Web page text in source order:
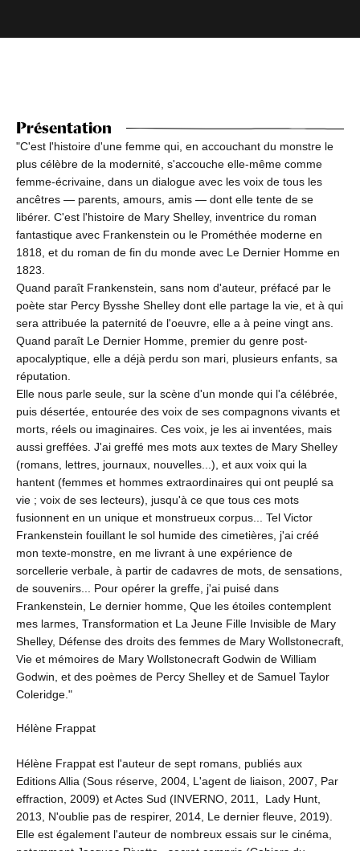
Présentation
"C'est l'histoire d'une femme qui, en accouchant du monstre le
plus célèbre de la modernité, s'accouche elle-même comme
femme-écrivaine, dans un dialogue avec les voix de tous les
ancêtres — parents, amours, amis — dont elle tente de se
libérer. C'est l'histoire de Mary Shelley, inventrice du roman
fantastique avec Frankenstein ou le Prométhée moderne en
1818, et du roman de fin du monde avec Le Dernier Homme en
1823.
Quand paraît Frankenstein, sans nom d'auteur, préfacé par le
poète star Percy Bysshe Shelley dont elle partage la vie, et à qui
sera attribuée la paternité de l'oeuvre, elle a à peine vingt ans.
Quand paraît Le Dernier Homme, premier du genre post-
apocalyptique, elle a déjà perdu son mari, plusieurs enfants, sa
réputation.
Elle nous parle seule, sur la scène d'un monde qui l'a célébrée,
puis désertée, entourée des voix de ses compagnons vivants et
morts, réels ou imaginaires. Ces voix, je les ai inventées, mais
aussi greffées. J'ai greffé mes mots aux textes de Mary Shelley
(romans, lettres, journaux, nouvelles...), et aux voix qui la
hantent (femmes et hommes extraordinaires qui ont peuplé sa
vie ; voix de ses lecteurs), jusqu'à ce que tous ces mots
fusionnent en un unique et monstrueux corpus... Tel Victor
Frankenstein fouillant le sol humide des cimetières, j'ai créé
mon texte-monstre, en me livrant à une expérience de
sorcellerie verbale, à partir de cadavres de mots, de sensations,
de souvenirs... Pour opérer la greffe, j'ai puisé dans
Frankenstein, Le dernier homme, Que les étoiles contemplent
mes larmes, Transformation et La Jeune Fille Invisible de Mary
Shelley, Défense des droits des femmes de Mary Wollstonecraft,
Vie et mémoires de Mary Wollstonecraft Godwin de William
Godwin, et des poèmes de Percy Shelley et de Samuel Taylor
Coleridge."
Hélène Frappat
Hélène Frappat est l'auteur de sept romans, publiés aux
Editions Allia (Sous réserve, 2004, L'agent de liaison, 2007, Par
effraction, 2009) et Actes Sud (INVERNO, 2011, Lady Hunt,
2013, N'oublie pas de respirer, 2014, Le dernier fleuve, 2019).
Elle est également l'auteur de nombreux essais sur le cinéma,